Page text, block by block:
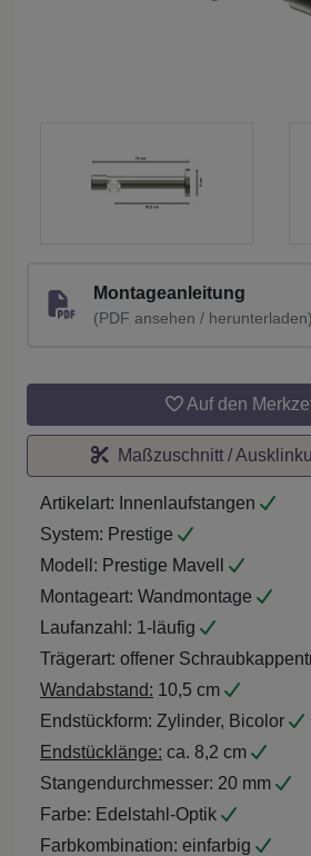
Montageanleitung
(PDF ansehen / herunterladen)
Auf den
Maßzuschnitt /
Artikelart: Innenlaufstangen
System: Prestige
Modell: Prestige Mavell
Montageart: Wandmontage
Laufanzahl: 1-läufig
Trägerart: offener
Wandabstand: 10,5 cm
Endstückform: Zylinder, Bicolor
Endstücklänge: ca. 8,2 cm
Stangendurchmesser: 20 mm
Farbe: Edelstahl-Optik
Farbkombination: einfarbig